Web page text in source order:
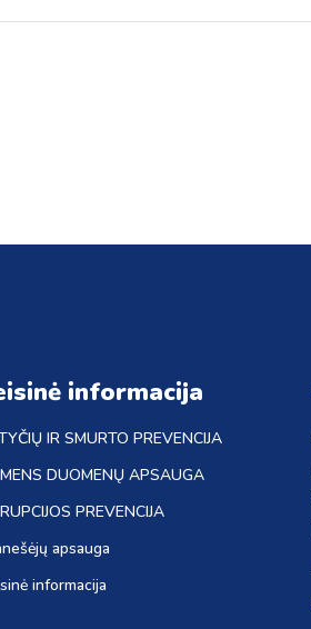
informacija
IR SMURTO PREVENCIJA
DUOMENŲ APSAUGA
PREVENCIJA
apsauga
informacija